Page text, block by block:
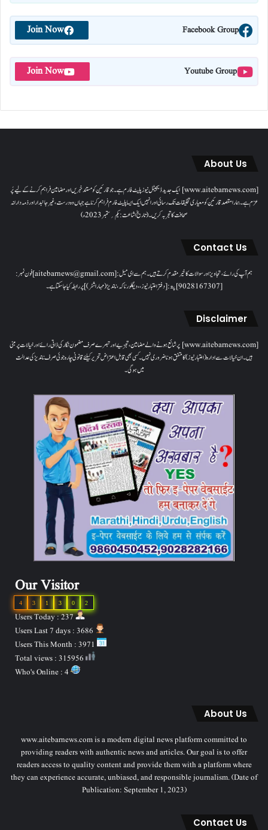
Facebook Group
Join Now
Youtube Group
Join Now
About Us
[www.aitebarnews.com] ایک جدید ڈیجیٹل نیوز پلیٹ فارم ہے۔ جو قارئین کو مستند خبریں اور مضامین فراہم کرنے کے لیے پُر
عزم ہے۔ ہمارا مقصدقارئین کو معیاری تخلیقات تک رسائی اور انہیں ایک ایسا پلیٹ فارم فراہم کرنا ہے جہاں وہ درست، غیر جانبدار اور ذمہ دارانہ
صحافت کا تجربہ کریں۔( تاریخ اشاعت : یکم؍ ستمبر 2023ء)
Contact Us
ہم آپ کی رائے، تجاویز اور سوالات کا خیرمقدم کرتے ہیں۔ ہم سےای میل: [aitebarnews@gmail.com]فون نمبر:
[9028167307]پتہ: [دفتر اعتبار نیوز، ، دیگلور ناکہ، ناندیڑ(مہاراشٹر) ] پر رابطہ کیا جاسکتا ہے۔
Disclaimer
[www.aitebarnews.com] پر شائع ہونے والے مضامین، تجزیے اور تبصرے صرف مضمون نگار کی ذاتی رائے اور خیالات پر مبنی
ہیں۔ ان خیالات سے ادارہ (اعتبار نیوز) کا متفق ہونا ضروری نہیں۔ کسی بھی قابل اعتراض تحریر کیلئے قانونی چارہ جوئی صرف ناندیڑ کی عدالت
میں ہوگی۔
Our Visitor
2
0
3
1
3
4
Users Today : 237
About Us
www.aitebarnews.com is a modern digital news platform committed to
providing readers with authentic news and articles. Our goal is to offer
readers access to quality content and provide them with a platform where
they can experience accurate, unbiased, and responsible journalism. (Date of
Publication: September 1, 2023)
Contact Us